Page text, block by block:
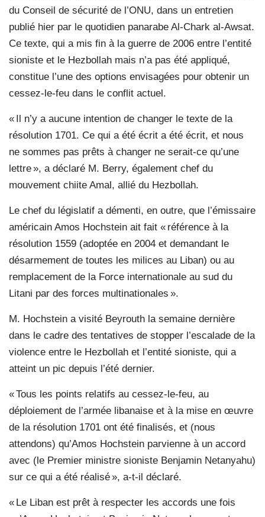
du Conseil de sécurité de l’ONU, dans un entretien
publié hier par le quotidien panarabe Al-Chark al-Awsat.
Ce texte, qui a mis fin à la guerre de 2006 entre l’entité
sioniste et le Hezbollah mais n’a pas été appliqué,
constitue l’une des options envisagées pour obtenir un
cessez-le-feu dans le conflit actuel.
« Il n’y a aucune intention de changer le texte de la
résolution 1701. Ce qui a été écrit a été écrit, et nous
ne sommes pas prêts à changer ne serait-ce qu’une
lettre », a déclaré M. Berry, également chef du
mouvement chiite Amal, allié du Hezbollah.
Le chef du législatif a démenti, en outre, que l’émissaire
américain Amos Hochstein ait fait « référence à la
résolution 1559 (adoptée en 2004 et demandant le
désarmement de toutes les milices au Liban) ou au
remplacement de la Force internationale au sud du
Litani par des forces multinationales ».
M. Hochstein a visité Beyrouth la semaine dernière
dans le cadre des tentatives de stopper l’escalade de la
violence entre le Hezbollah et l’entité sioniste, qui a
atteint un pic depuis l’été dernier.
« Tous les points relatifs au cessez-le-feu, au
déploiement de l’armée libanaise et à la mise en œuvre
de la résolution 1701 ont été finalisés, et (nous
attendons) qu’Amos Hochstein parvienne à un accord
avec (le Premier ministre sioniste Benjamin Netanyahu)
sur ce qui a été réalisé », a-t-il déclaré.
« Le Liban est prêt à respecter les accords une fois